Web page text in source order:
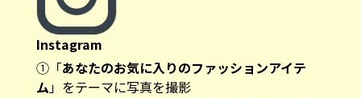
Instagram
①「あなたのお気に入りのファッションアイテ
ム」をテーマに写真を撮影